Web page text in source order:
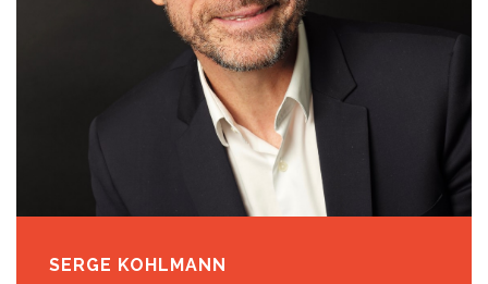
SERGE KOHLMANN